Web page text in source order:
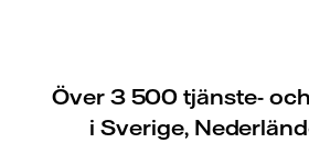
Över 3 500 tjänste-
i Sverige,